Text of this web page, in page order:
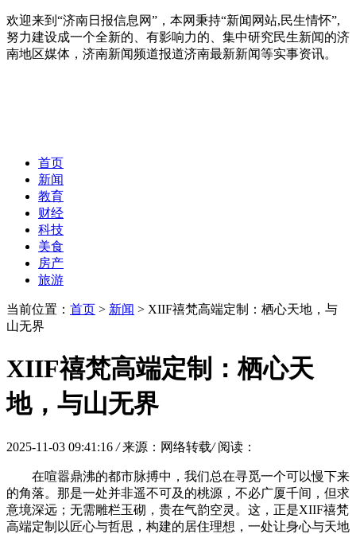
欢迎来到“济南日报信息网”，本网秉持“新闻网站,民生情怀”,
努力建设成一个全新的、有影响力的、集中研究民生新闻的济
南地区媒体，济南新闻频道报道济南最新新闻等实事资讯。
首页
新闻
教育
财经
科技
美食
房产
旅游
当前位置： 首页 > 新闻 > XIIF禧梵高端定制：栖心天地，与
山无界
XIIF禧梵高端定制：栖心天
地，与山无界
2025-11-03 09:41:16 / 来源：网络转载/ 阅读：
在喧嚣鼎沸的都市脉搏中，我们总在寻觅一个可以慢下来
的角落。那是一处并非遥不可及的桃源，不必广厦千间，但求
意境深远；无需雕栏玉砌，贵在气韵空灵。这，正是XIIF禧梵
高端定制以匠心与哲思，构建的居住理想，一处让身心与天地